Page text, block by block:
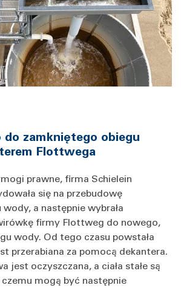
zamkniętego obiegu
Flottwega
prawne, firma Schielein
się na przebudowę
a następnie wybrała
firmy Flottweg do nowego,
wody. Od tego czasu powstała
przerabiana za pomocą dekantera.
jest oczyszczana, a ciała stałe są
mogą być następnie